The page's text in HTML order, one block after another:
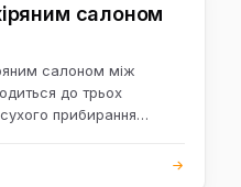
салоном
салоном між
до трьох
прибирання…